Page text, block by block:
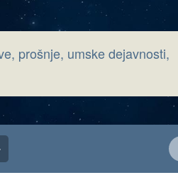
prošnje, umske dejavnosti,